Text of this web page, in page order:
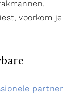
voorkom je
partner